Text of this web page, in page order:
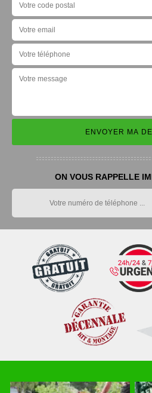
ON VOUS RAPPELLE